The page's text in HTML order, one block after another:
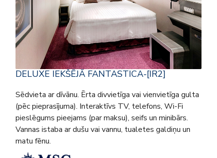
DELUXE IEKŠĒJĀ FANTASTICA-[IR2]
Sēdvieta ar dīvānu. Ērta divvietīga vai vienvietīga gulta
(pēc pieprasījuma). Interaktīvs TV, telefons, Wi-Fi
pieslēgums pieejams (par maksu), seifs un minibārs.
Vannas istaba ar dušu vai vannu, tualetes galdiņu un
matu fēnu.